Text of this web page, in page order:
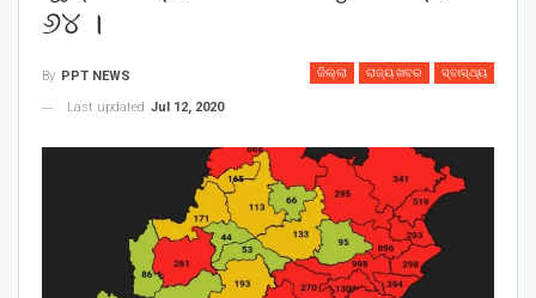
୬୪ ।
ଜିଲ୍ଲା ରାଜ୍ୟ ଖବର ସ୍ବାସ୍ଥ୍ୟ
By PPT NEWS
Last updated Jul 12, 2020